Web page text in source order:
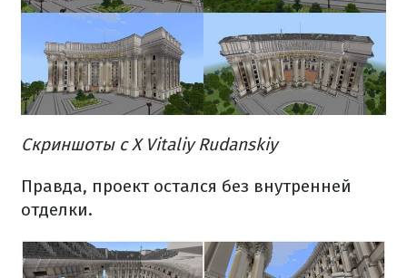
Скриншоты с X Vitaliy Rudanskiy
Правда, проект остался без внутренней
отделки.